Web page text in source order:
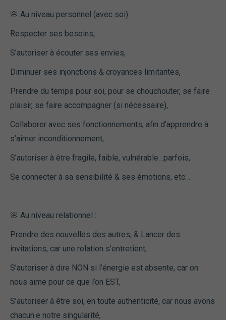
🌸 Au niveau personnel (avec soi) :
Respecter ses besoins,
S’autoriser à écouter ses envies,
Diminuer ses injonctions & croyances limitantes,
Prendre du temps pour soi, pour se chouchouter, se faire
plaisir, se faire accompagner (si nécessaire),
Collaborer avec ses fonctionnements, afin d’apprendre à
s’aimer inconditionnement,
S’autoriser à être fragile, faible, vulnérable…parfois,
Se connecter à sa sensibilité & ses émotions, etc…
🌸 Au niveau relationnel :
Prendre des nouvelles des autres, & Lancer des
invitations, car une relation s’entretient,
S’autoriser à dire NON si l’énergie est absente, car on
nous aime pour ce que l’on EST,
S’autoriser à être soi, en toute authenticité, car nous avons
chacun.e notre singularité,